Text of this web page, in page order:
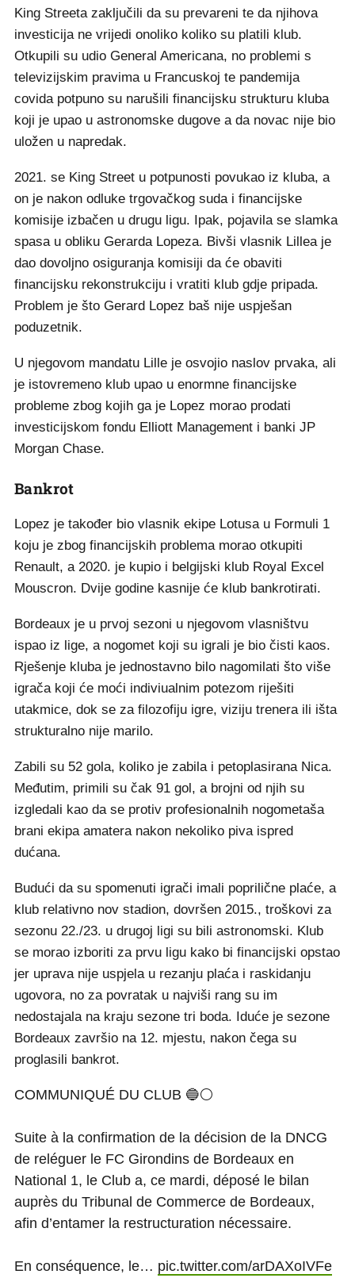
King Streeta zaključili da su prevareni te da njihova
investicija ne vrijedi onoliko koliko su platili klub.
Otkupili su udio General Americana, no problemi s
televizijskim pravima u Francuskoj te pandemija
covida potpuno su narušili financijsku strukturu kluba
koji je upao u astronomske dugove a da novac nije bio
uložen u napredak.
2021. se King Street u potpunosti povukao iz kluba, a
on je nakon odluke trgovačkog suda i financijske
komisije izbačen u drugu ligu. Ipak, pojavila se slamka
spasa u obliku Gerarda Lopeza. Bivši vlasnik Lillea je
dao dovoljno osiguranja komisiji da će obaviti
financijsku rekonstrukciju i vratiti klub gdje pripada.
Problem je što Gerard Lopez baš nije uspješan
poduzetnik.
U njegovom mandatu Lille je osvojio naslov prvaka, ali
je istovremeno klub upao u enormne financijske
probleme zbog kojih ga je Lopez morao prodati
investicijskom fondu Elliott Management i banki JP
Morgan Chase.
Bankrot
Lopez je također bio vlasnik ekipe Lotusa u Formuli 1
koju je zbog financijskih problema morao otkupiti
Renault, a 2020. je kupio i belgijski klub Royal Excel
Mouscron. Dvije godine kasnije će klub bankrotirati.
Bordeaux je u prvoj sezoni u njegovom vlasništvu
ispao iz lige, a nogomet koji su igrali je bio čisti kaos.
Rješenje kluba je jednostavno bilo nagomilati što više
igrača koji će moći indiviualnim potezom riješiti
utakmice, dok se za filozofiju igre, viziju trenera ili išta
strukturalno nije marilo.
Zabili su 52 gola, koliko je zabila i petoplasirana Nica.
Međutim, primili su čak 91 gol, a brojni od njih su
izgledali kao da se protiv profesionalnih nogometaša
brani ekipa amatera nakon nekoliko piva ispred
dućana.
Budući da su spomenuti igrači imali poprilične plaće, a
klub relativno nov stadion, dovršen 2015., troškovi za
sezonu 22./23. u drugoj ligi su bili astronomski. Klub
se morao izboriti za prvu ligu kako bi financijski opstao
jer uprava nije uspjela u rezanju plaća i raskidanju
ugovora, no za povratak u najviši rang su im
nedostajala na kraju sezone tri boda. Iduće je sezone
Bordeaux završio na 12. mjestu, nakon čega su
proglasili bankrot.
COMMUNIQUÉ DU CLUB 🔵⚪️
Suite à la confirmation de la décision de la DNCG
de reléguer le FC Girondins de Bordeaux en
National 1, le Club a, ce mardi, déposé le bilan
auprès du Tribunal de Commerce de Bordeaux,
afin d’entamer la restructuration nécessaire.
En conséquence, le… pic.twitter.com/arDAXoIVFe